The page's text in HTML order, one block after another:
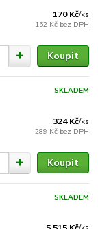
170 Kč/ks
152 Kč bez DPH
Koupit
324 Kč/ks
289 Kč bez DPH
SKLADEM
Koupit
SKLADEM